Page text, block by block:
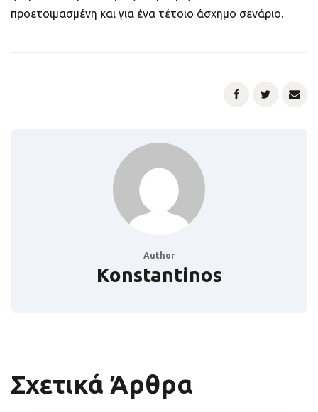
προετοιμασμένη και για ένα τέτοιο άσχημο σενάριο.
Author
Konstantinos
Σχετικά Άρθρα